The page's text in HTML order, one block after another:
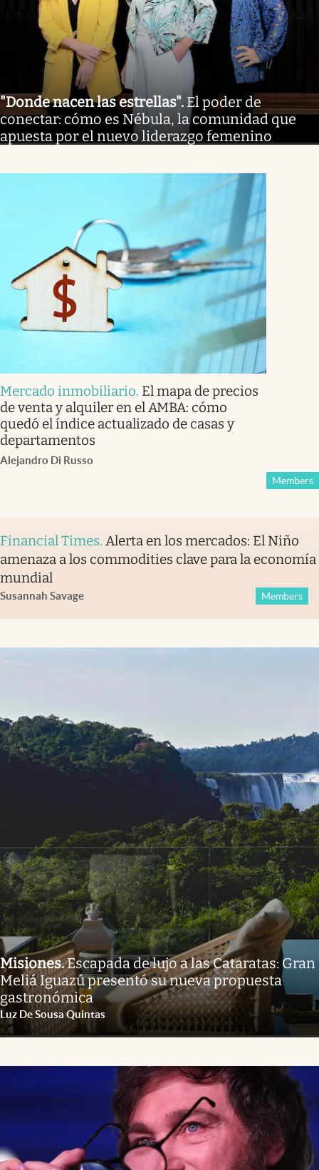
"Donde nacen las estrellas". El poder de
conectar: cómo es Nébula, la comunidad que
apuesta por el nuevo liderazgo femenino
Mercado inmobiliario. El mapa de precios
de venta y alquiler en el AMBA: cómo
quedó el índice actualizado de casas y
departamentos
Alejandro Di Russo
Members
Financial Times. Alerta en los mercados: El Niño
amenaza a los commodities clave para la economía
mundial
Susannah Savage Members
Misiones.Escapada de lujo a las Cataratas: Gran
Meliá Iguazú presentó su nueva propuesta
gastronómica
Luz De Sousa Quintas